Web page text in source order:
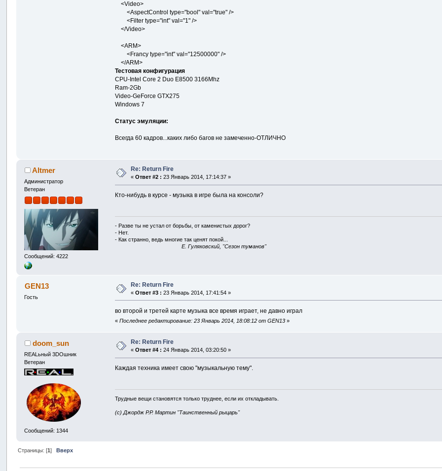
<Video>
<AspectControl type="bool" val="true" />
<Filter type="int" val="1" />
</Video>
<ARM>
<Francy type="int" val="12500000" />
</ARM>
Тестовая конфигурация
CPU-Intel Core 2 Duo E8500 3166Mhz
Ram-2Gb
Video-GeForce GTX275
Windows 7
Статус эмуляции:
Всегда 60 кадров...каких либо багов не замеченно-ОТЛИЧНО
Altmer
Администратор
Ветеран
Сообщений: 4222
Re: Return Fire
«Ответ #2 : 23 Январь 2014, 17:14:37 »
Кто-нибудь в курсе - музыка в игре была на консоли?
- Разве ты не устал от борьбы, от каменистых дорог?
- Нет.
- Как странно, ведь многие так ценят покой...
E. Гуляковский, "Сезон туманов"
GEN13
Гость
Re: Return Fire
«Ответ #3 : 23 Январь 2014, 17:41:54 »
во второй и третей карте музыка все время играет, не давно играл
«Последнее редактирование: 23 Январь 2014, 18:08:12 от GEN13 »
doom_sun
REALьный 3DOшник
Ветеран
Сообщений: 1344
Re: Return Fire
«Ответ #4 : 24 Январь 2014, 03:20:50 »
Каждая техника имеет свою "музыкальную тему".
Трудные вещи становятся только труднее, если их откладывать.
(с) Джордж Р.Р. Мартин "Таинственный рыцарь"
Страницы: [1] Вверх